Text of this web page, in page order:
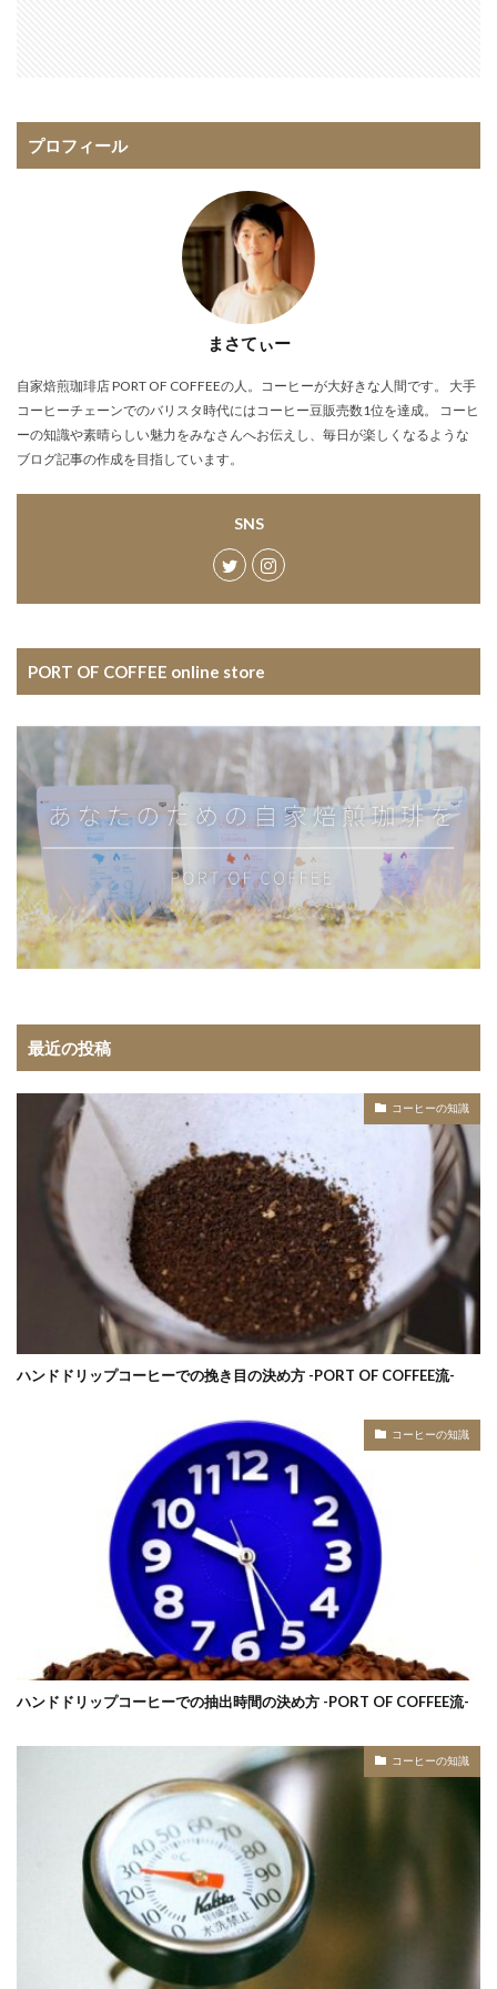
プロフィール
まさてぃー
自家焙煎珈琲店 PORT OF COFFEEの人。コーヒーが大好きな人間です。 大手
コーヒーチェーンでのバリスタ時代にはコーヒー豆販売数1位を達成。 コーヒ
ーの知識や素晴らしい魅力をみなさんへお伝えし、毎日が楽しくなるような
ブログ記事の作成を目指しています。
SNS
PORT OF COFFEE online store
最近の投稿
コーヒーの知識
ハンドドリップコーヒーでの挽き目の決め方 -PORT OF COFFEE流-
コーヒーの知識
ハンドドリップコーヒーでの抽出時間の決め方 -PORT OF COFFEE流-
コーヒーの知識